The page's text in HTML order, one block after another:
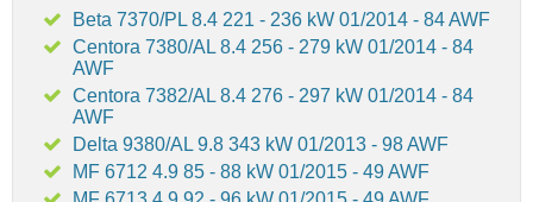
Beta 7370/PL 8.4 221 - 236 kW 01/2014 - 84 AWF
Centora 7380/AL 8.4 256 - 279 kW 01/2014 - 84
AWF
Centora 7382/AL 8.4 276 - 297 kW 01/2014 - 84
AWF
Delta 9380/AL 9.8 343 kW 01/2013 - 98 AWF
MF 6712 4.9 85 - 88 kW 01/2015 - 49 AWF